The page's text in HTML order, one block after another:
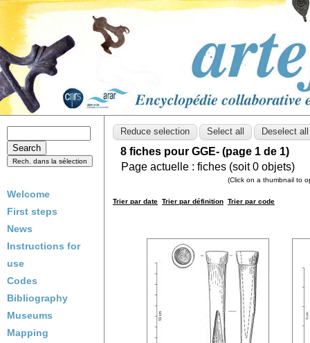
Welcome
First steps
News
Instructions for
use
Codes
Bibliography
Museums
Mapping
8 fiches pour GGE- (page 1 de 1)
Page actuelle : fiches (soit0 objets)
(Click on a thumbnail to
Trier par date Trier par définition Trier par code